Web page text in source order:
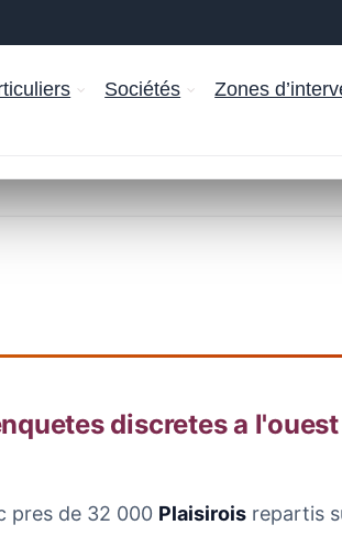
Sociétés Zones
discretes a
pres de 32 000 Plaisirois repartis